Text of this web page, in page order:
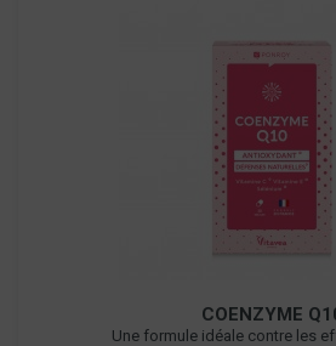
COENZYME
Une formule idéale contre les